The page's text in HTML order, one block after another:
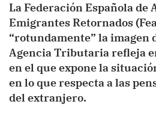
La Federación Española de
Emigrantes Retornados
“rotundamente” la imagen
Agencia Tributaria refleja
en el que expone la
en lo que respecta a las
del extranjero.